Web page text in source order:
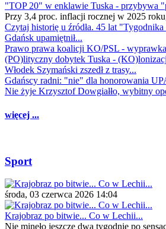
"TOP 20" w enklawie Tuska - przybywa
Przy 3,4 proc. inflacji rocznej w 2025
Czytaj historię u źródła. 45 lat
Gdańsk upamiętnił...
Prawo prawa koalicji KO/PSL -
(PO)lityczny dobytek Tuska -
Włodek Szymański zszedł z trasy...
Gdańscy radni: "nie" dla honorowania
Nie żyje Krzysztof Dowgiałło, wybitny
więcej ...
Sport
środa, 03 czerwca 2026 14:04
Krajobraz po bitwie... Co w Lechii...
Nie minęło jeszcze dwa tygodnie po